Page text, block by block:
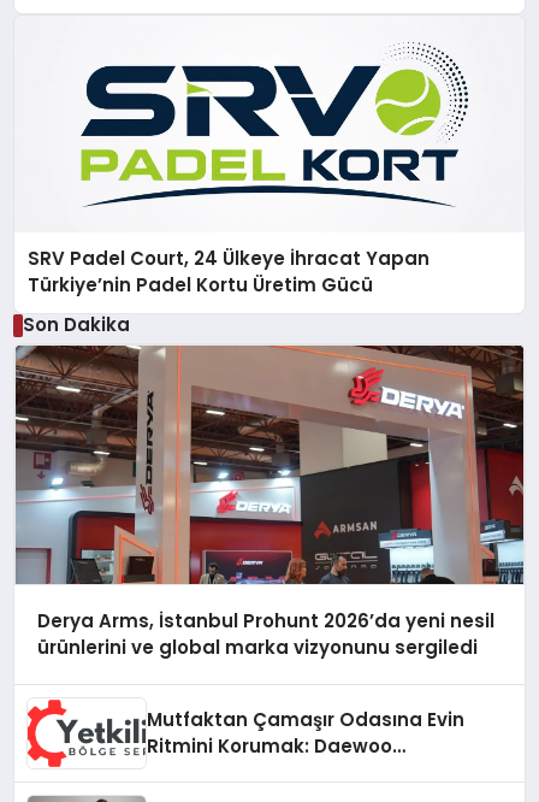
SRV Padel Court, 24 Ülkeye İhracat Yapan
Türkiye’nin Padel Kortu Üretim Gücü
Son Dakika
Derya Arms, İstanbul Prohunt 2026’da yeni nesil
ürünlerini ve global marka vizyonunu sergiledi
Mutfaktan Çamaşır Odasına Evin
Ritmini Korumak: Daewoo